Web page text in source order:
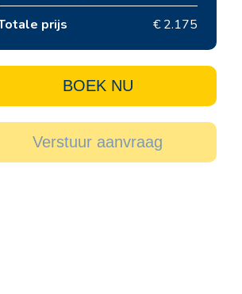
prijs € 2.175
BOEK NU
Verstuur aanvraag